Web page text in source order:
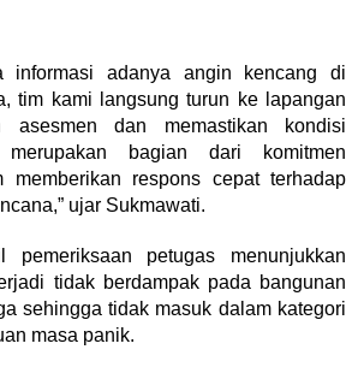
informasi adanya angin kencang di
tim kami langsung turun ke lapangan
asesmen dan memastikan kondisi
bagian dari komitmen
memberikan respons cepat terhadap
ujar Sukmawati.
pemeriksaan petugas menunjukkan
tidak berdampak pada bangunan
sehingga tidak masuk dalam kategori
masa panik.